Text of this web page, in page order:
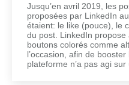
Jusqu’en avril 2019, les
proposées par LinkedIn
étaient: le like (pouce), le
du post. LinkedIn
boutons colorés comme
l’occasion, afin de
plateforme n’a pas agi